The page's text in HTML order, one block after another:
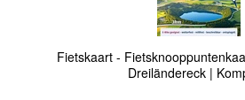
Fietskaart -
Dreiländereck |